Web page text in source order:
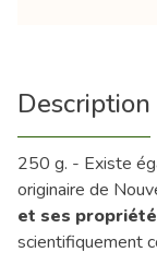
Description
250 g. - Existe
originaire de
et ses
scientifiquement